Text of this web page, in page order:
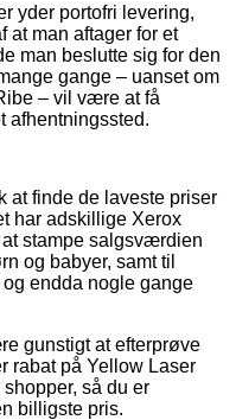
yder portofri levering,
at man aftager for et
man beslutte sig for den
gange – uanset om
– vil være at få
afhentningssted.
at finde de laveste priser
har adskillige Xerox
stampe salgsværdien
og babyer, samt til
endda nogle gange
gunstigt at efterprøve
rabat på Yellow Laser
så du er
billigste pris.